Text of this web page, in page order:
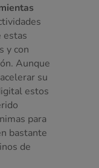
estas
y con
Aunque
su
estos
para
bastante
de